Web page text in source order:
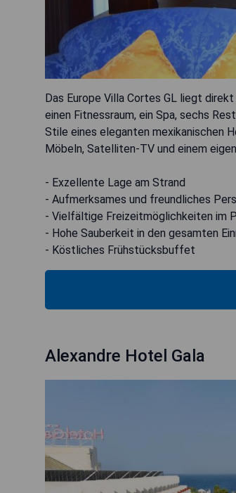
Das Europe Villa Cortes GL liegt
einen Fitnessraum, ein Spa, sechs
Stile eines eleganten mexikanischen
Möbeln, Satelliten-TV und einem
- Exzellente Lage am Strand
- Aufmerksames und freundliches
- Vielfältige Freizeitmöglichkeiten im
- Hohe Sauberkeit in den gesamten
- Köstliches Frühstücksbuffet
Alexandre Hotel Gala